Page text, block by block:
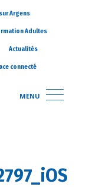
Argens
Adultes
Actualités
connecté
MENU